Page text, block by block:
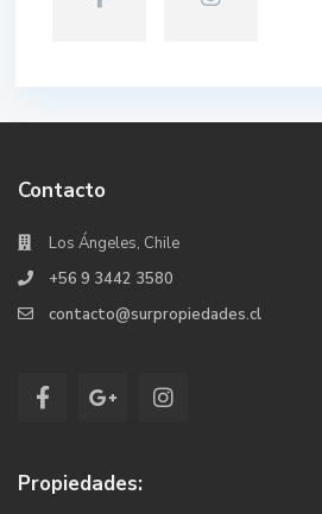
Contacto
Los Ángeles, Chile
+56 9 3442 3580
contacto@surpropiedades.cl
Propiedades: